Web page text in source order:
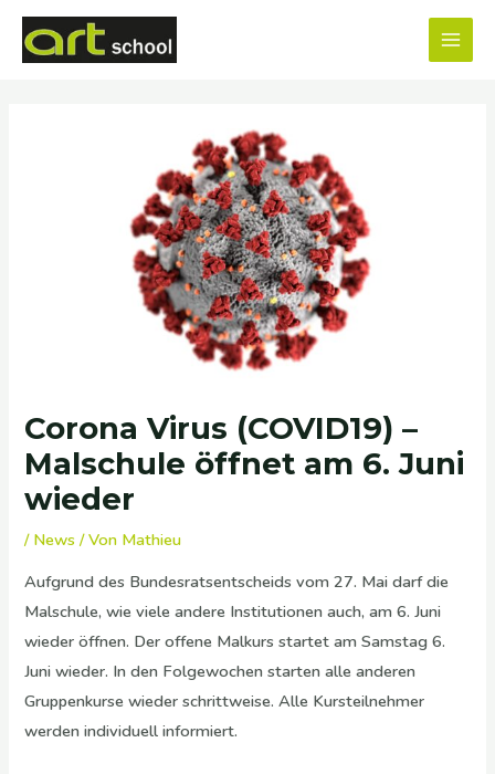
Zum
Inhalt
Corona Virus (COVID19) –
Malschule öffnet am 6. Juni
wieder
/ News / Von Mathieu
Aufgrund des Bundesratsentscheids vom 27. Mai darf die
Malschule, wie viele andere Institutionen auch, am 6. Juni
wieder öffnen. Der offene Malkurs startet am Samstag 6.
Juni wieder. In den Folgewochen starten alle anderen
Gruppenkurse wieder schrittweise. Alle Kursteilnehmer
werden individuell informiert.